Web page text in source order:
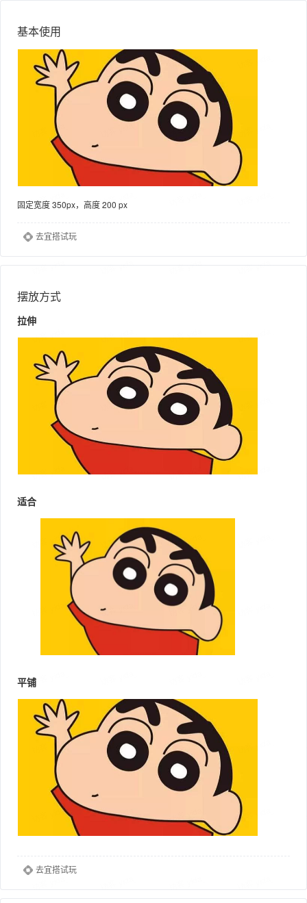
基本使用
固定宽度 350px，高度 200 px
去宜搭试玩
摆放方式
拉伸
适合
平铺
去宜搭试玩